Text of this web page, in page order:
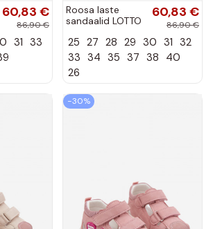
60,83 €
86,90 €
31 33
Roosa laste
sandaalid LOTTO
60,83 €
86,90 €
25 27 28 29 30 31 32
33 34 35 37 38 40
26
−30%